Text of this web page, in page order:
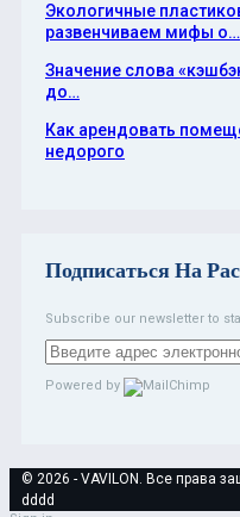
Экологичные
развенчиваем мифы о…
Значение слова
до…
Как арендовать
недорого
Подписаться На
Subscribe our newsletter to
Powered by
© 2026 - VAVILON. Все права
dddd